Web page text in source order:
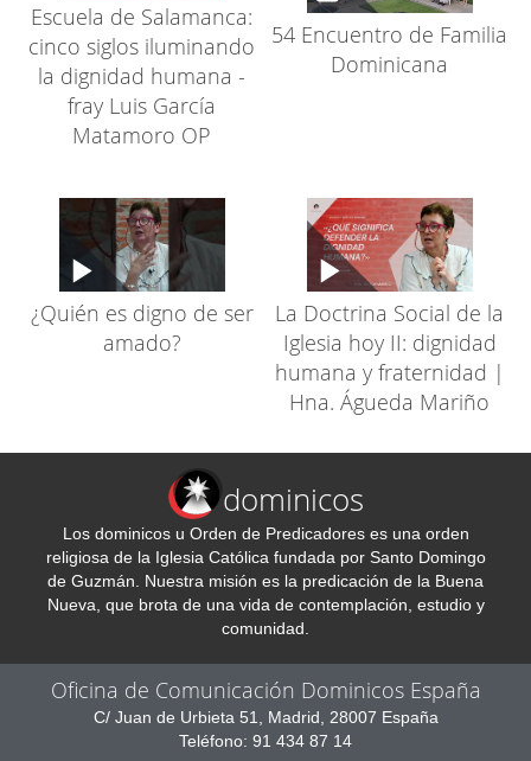
Escuela de Salamanca:
cinco siglos iluminando
la dignidad humana -
fray Luis García
Matamoro OP
54 Encuentro de Familia
Dominicana
¿Quién es digno de ser
amado?
La Doctrina Social de la
Iglesia hoy II: dignidad
humana y fraternidad |
Hna. Águeda Mariño
dominicos
Los dominicos u Orden de Predicadores es una orden
religiosa de la Iglesia Católica fundada por Santo Domingo
de Guzmán. Nuestra misión es la predicación de la Buena
Nueva, que brota de una vida de contemplación, estudio y
comunidad.
Oficina de Comunicación Dominicos España
C/ Juan de Urbieta 51, Madrid, 28007 España
Teléfono: 91 434 87 14